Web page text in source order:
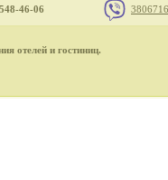
46-06
отелей и гостиниц.